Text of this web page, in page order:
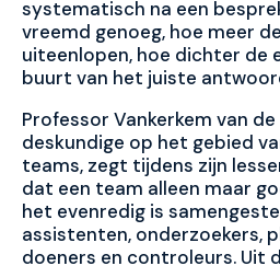
systematisch na een
vreemd genoeg, hoe meer
uiteenlopen, hoe dichter de
buurt van het juiste
Professor Vankerkem van de
deskundige op het gebied
teams, zegt tijdens zijn
dat een team alleen maar
het evenredig is
assistenten, onderzoekers,
doeners en controleurs. Uit